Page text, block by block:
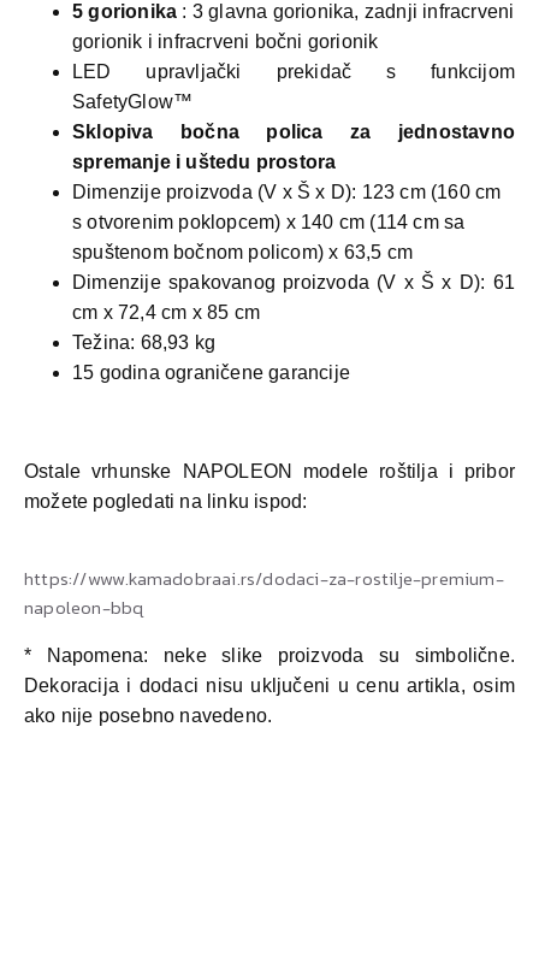
5gorionika : 3 glavna gorionika, zadnji infracrveni
gorionik i infracrveni bočni gorionik
LED upravljački prekidač s funkcijom
SafetyGlow™
Sklopiva bočna polica za jednostavno
spremanje i uštedu prostora
Dimenzije proizvoda (V x Š x D): 123 cm (160 cm
s otvorenim poklopcem) x 140 cm (114 cm sa
spuštenom bočnom policom) x 63,5 cm
Dimenzije spakovanog proizvoda (V x Š x D): 61
cm x 72,4 cm x 85 cm
Težina: 68,93 kg
15 godina ograničene garancije
Ostale vrhunske NAPOLEON modele roštilja i pribor
možete pogledati na linku ispod:
https://www.kamadobraai.rs/dodaci-za-rostilje-premium-
napoleon-bbq
* Napomena: neke slike proizvoda su simbolične.
Dekoracija i dodaci nisu uključeni u cenu artikla, osim
ako nije posebno navedeno.